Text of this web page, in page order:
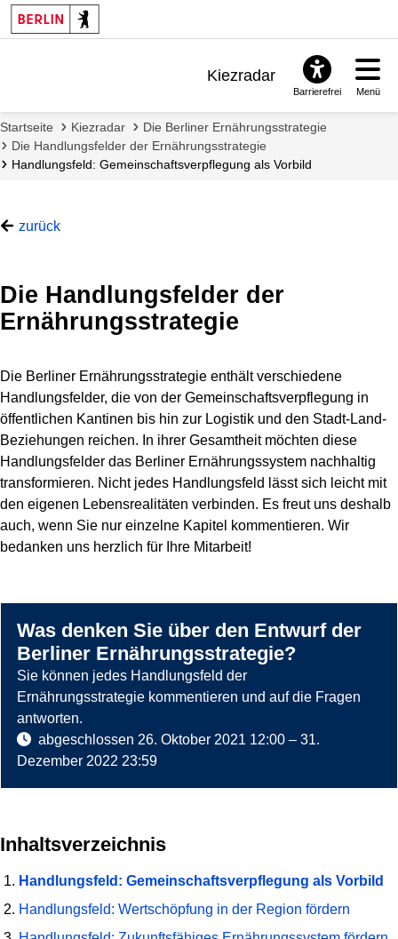
Kiezradar
FAQ & Support
Barrierefrei Menü
Startseite Kiezradar
Die Berliner Ernährungsstrategie
Die Handlungsfelder der Ernährungsstrategie
Handlungsfeld: Gemeinschaftsverpflegung als Vorbild
zurück
Die Handlungsfelder der
Ernährungsstrategie
Die Berliner Ernährungsstrategie enthält verschiedene
Handlungsfelder, die von der Gemeinschaftsverpflegung in
öffentlichen Kantinen bis hin zur Logistik und den Stadt-Land-
Beziehungen reichen. In ihrer Gesamtheit möchten diese
Handlungsfelder das Berliner Ernährungssystem nachhaltig
transformieren. Nicht jedes Handlungsfeld lässt sich leicht mit
den eigenen Lebensrealitäten verbinden. Es freut uns deshalb
auch, wenn Sie nur einzelne Kapitel kommentieren. Wir
bedanken uns herzlich für Ihre Mitarbeit!
Was denken Sie über den Entwurf der
Berliner Ernährungsstrategie?
Sie können jedes Handlungsfeld der
Ernährungsstrategie kommentieren und auf die Fragen
antworten.
abgeschlossen 26. Oktober 2021 12:00 – 31.
Dezember 2022 23:59
Inhaltsverzeichnis
Handlungsfeld: Gemeinschaftsverpflegung als Vorbild
Handlungsfeld: Wertschöpfung in der Region fördern